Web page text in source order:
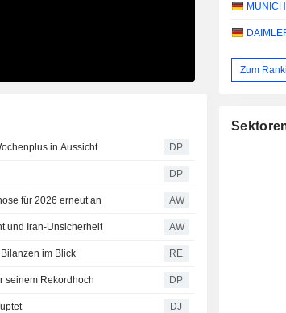
in Aussicht DP
DP
für 2026 erneut an AW
und Iran-Unsicherheit AW
im Blick RE
seinem Rekordhoch DP
DJ
Zum